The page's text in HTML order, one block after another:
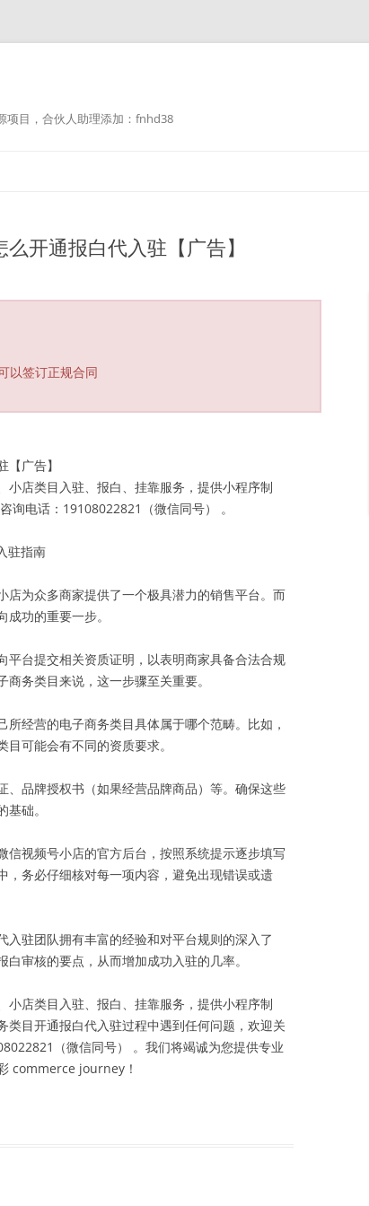
项目，合伙人助理添加：fnhd38
开通报白代入驻【广告】
以签订正规合同
广告】
店类目入驻、报白、挂靠服务，提供小程序制
询电话：19108022821（微信同号） 。
驻指南
为众多商家提供了一个极具潜力的销售平台。而
功的重要一步。
台提交相关资质证明，以表明商家具备合法合规
务类目来说，这一步骤至关重要。
经营的电子商务类目具体属于哪个范畴。比如，
可能会有不同的资质要求。
品牌授权书（如果经营品牌商品）等。确保这些
础。
视频号小店的官方后台，按照系统提示逐步填写
务必仔细核对每一项内容，避免出现错误或遗
驻团队拥有丰富的经验和对平台规则的深入了
审核的要点，从而增加成功入驻的几率。
店类目入驻、报白、挂靠服务，提供小程序制
目开通报白代入驻过程中遇到任何问题，欢迎关
（微信同号） 。我们将竭诚为您提供专业
commerce journey！